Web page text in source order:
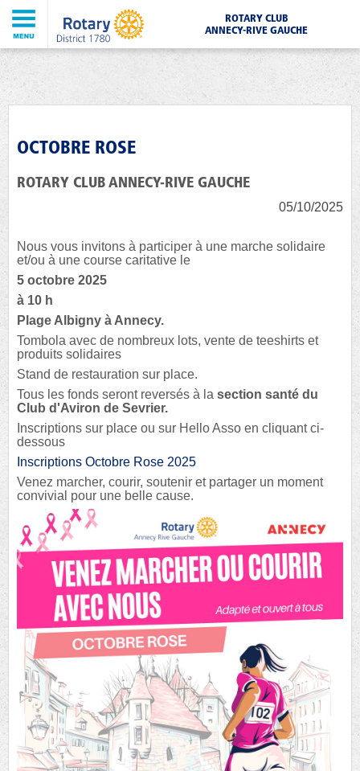
ROTARY CLUB
ANNECY-RIVE GAUCHE
OCTOBRE ROSE
ROTARY CLUB ANNECY-RIVE GAUCHE
05/10/2025
Nous vous invitons à participer à une marche solidaire
et/ou à une course caritative le
5 octobre 2025
à 10 h
Plage Albigny à Annecy.
Tombola avec de nombreux lots, vente de teeshirts et
produits solidaires
Stand de restauration sur place.
Tous les fonds seront reversés à la section santé du
Club d'Aviron de Sevrier.
Inscriptions sur place ou sur Hello Asso en cliquant ci-
dessous
Inscriptions Octobre Rose 2025
Venez marcher, courir, soutenir et partager un moment
convivial pour une belle cause.